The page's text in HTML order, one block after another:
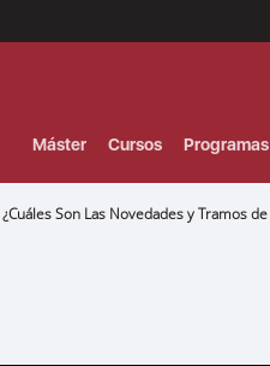
Máster Cursos
¿Cuáles Son Las Novedades y Tramos